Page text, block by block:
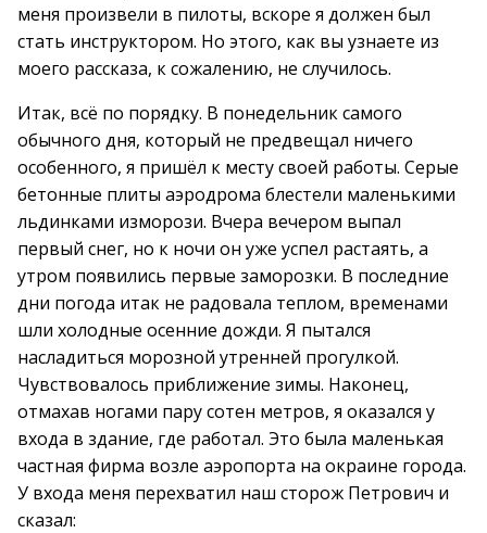
меня произвели в пилоты, вскоре я должен был
стать инструктором. Но этого, как вы узнаете из
моего рассказа, к сожалению, не случилось.
Итак, всё по порядку. В понедельник самого
обычного дня, который не предвещал ничего
особенного, я пришёл к месту своей работы. Серые
бетонные плиты аэродрома блестели маленькими
льдинками изморози. Вчера вечером выпал
первый снег, но к ночи он уже успел растаять, а
утром появились первые заморозки. В последние
дни погода итак не радовала теплом, временами
шли холодные осенние дожди. Я пытался
насладиться морозной утренней прогулкой.
Чувствовалось приближение зимы. Наконец,
отмахав ногами пару сотен метров, я оказался у
входа в здание, где работал. Это была маленькая
частная фирма возле аэропорта на окраине города.
У входа меня перехватил наш сторож Петрович и
сказал: